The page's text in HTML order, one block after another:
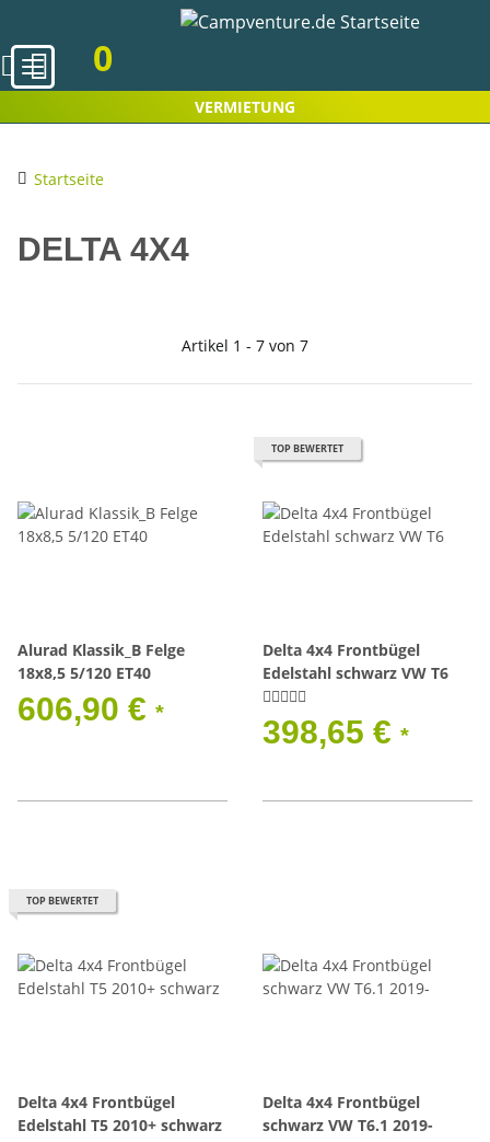
0
VERMIETUNG
Startseite
DELTA 4X4
Artikel 1 - 7 von 7
Alurad Klassik_B Felge
18x8,5 5/120 ET40
606,90 € *
TOP BEWERTET
Delta 4x4 Frontbügel
Edelstahl schwarz VW T6
398,65 € *
TOP BEWERTET
Delta 4x4 Frontbügel
Edelstahl T5 2010+ schwarz
Delta 4x4 Frontbügel
schwarz VW T6.1 2019-